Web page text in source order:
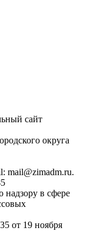
сайт
округа
mail@zimadm.ru.
надзору в сфере
от 19 ноября